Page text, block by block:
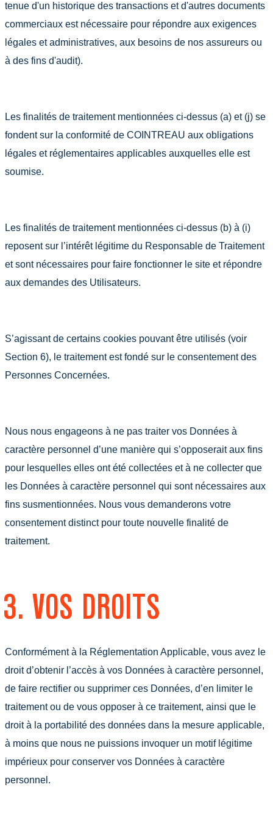
tenue d'un historique des transactions et d'autres documents
commerciaux est nécessaire pour répondre aux exigences
légales et administratives, aux besoins de nos assureurs ou
à des fins d'audit).
Les finalités de traitement mentionnées ci-dessus (a) et (j) se
fondent sur la conformité de COINTREAU aux obligations
légales et réglementaires applicables auxquelles elle est
soumise.
Les finalités de traitement mentionnées ci-dessus (b) à (i)
reposent sur l’intérêt légitime du Responsable de Traitement
et sont nécessaires pour faire fonctionner le site et répondre
aux demandes des Utilisateurs.
S’agissant de certains cookies pouvant être utilisés (voir
Section 6), le traitement est fondé sur le consentement des
Personnes Concernées.
Nous nous engageons à ne pas traiter vos Données à
caractère personnel d’une manière qui s’opposerait aux fins
pour lesquelles elles ont été collectées et à ne collecter que
les Données à caractère personnel qui sont nécessaires aux
fins susmentionnées. Nous vous demanderons votre
consentement distinct pour toute nouvelle finalité de
traitement.
3. VOS DROITS
Conformément à la Réglementation Applicable, vous avez le
droit d’obtenir l’accès à vos Données à caractère personnel,
de faire rectifier ou supprimer ces Données, d’en limiter le
traitement ou de vous opposer à ce traitement, ainsi que le
droit à la portabilité des données dans la mesure applicable,
à moins que nous ne puissions invoquer un motif légitime
impérieux pour conserver vos Données à caractère
personnel.